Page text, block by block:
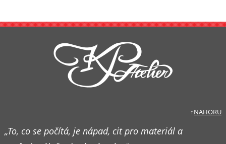
↑NAHORU
„To, co se počítá, je nápad, cit pro materiál a